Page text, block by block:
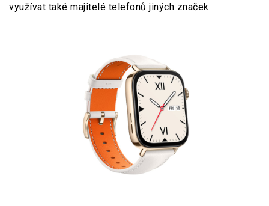
využívat také majitelé telefonů jiných značek.